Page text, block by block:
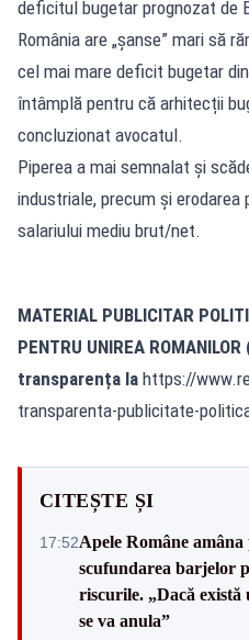
deficitul bugetar prognozat de
România are „șanse” mari să
cel mai mare deficit bugetar
întâmplă pentru că arhitecții
concluzionat avocatul.
Piperea a mai semnalat și
industriale, precum și erodarea
salariului mediu brut/net.
MATERIAL PUBLICITAR
PENTRU UNIREA
transparența la https://
transparenta-publicitate-
CITEȘTE ȘI
17:52Apele Române
scufundarea barjelor
riscurile. „Dacă
se va anula”